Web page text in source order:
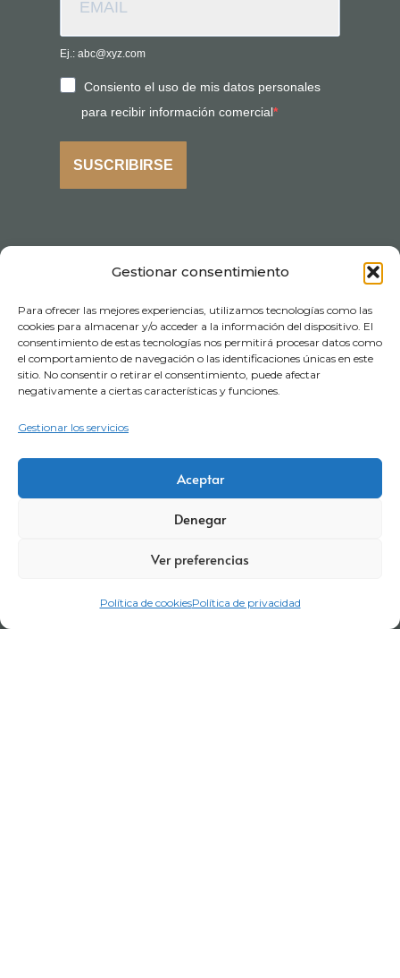
Gestionar consentimiento
Para ofrecer las mejores experiencias, utilizamos tecnologías como las
cookies para almacenar y/o acceder a la información del dispositivo. El
consentimiento de estas tecnologías nos permitirá procesar datos como
el comportamiento de navegación o las identificaciones únicas en este
sitio. No consentir o retirar el consentimiento, puede afectar
negativamente a ciertas características y funciones.
Gestionar los servicios
Aceptar
Denegar
Ver preferencias
Política de cookiesPolítica de privacidad
Ej.: abc@xyz.com
Consiento el uso de mis datos personales
para recibir información comercial
SUSCRIBIRSE
Política de privacidad
Política de cookies
Términos y Condiciones de Visitas
Trabaja con nosotros Portal del empleado Código de conducta